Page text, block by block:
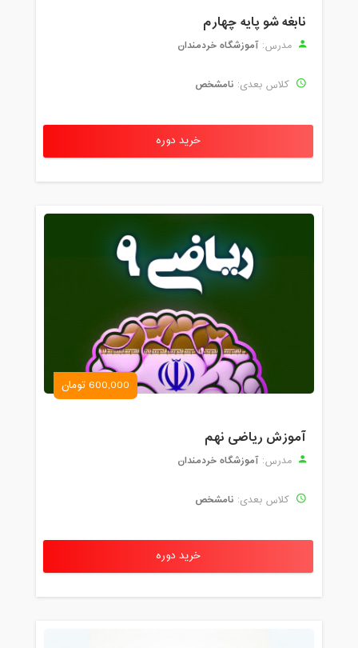
نابغه شو پایه چهارم
مدرس: آموزشگاه خردمندان
کلاس بعدی: نامشخص
خرید دوره
600,000 تومان
آموزش ریاضی نهم
مدرس: آموزشگاه خردمندان
کلاس بعدی: نامشخص
خرید دوره